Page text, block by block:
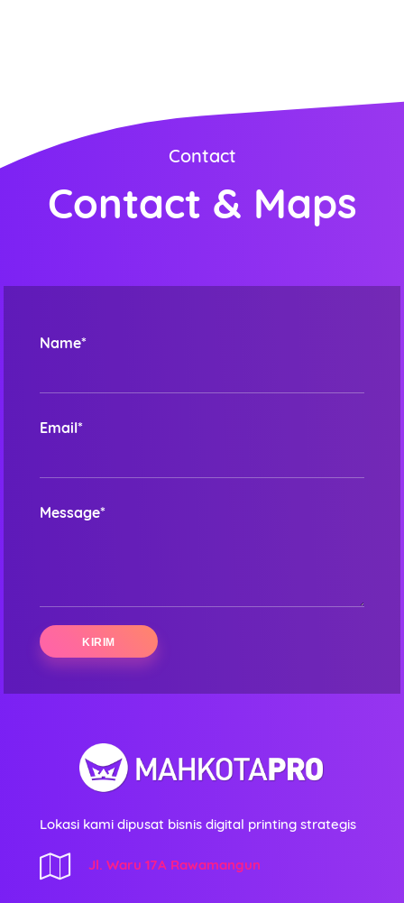
Contact
Contact & Maps
Name*
Email*
Message*
Lokasi kami dipusat bisnis digital printing strategis
Jl. Waru 17A Rawamangun